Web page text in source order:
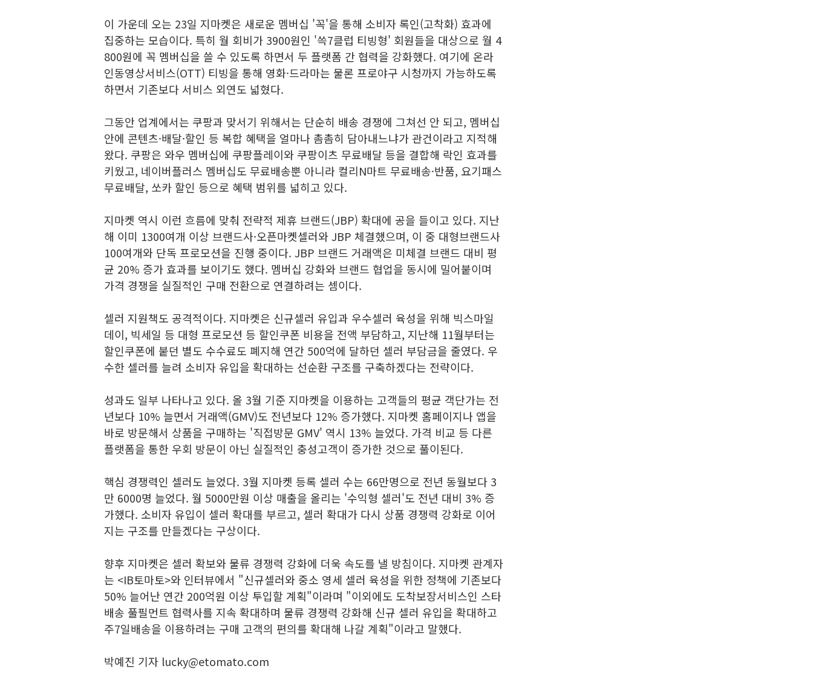
이 가운데 오는 23일 지마켓은 새로운 멤버십 '꼭'을 통해 소비자 록인(고착화) 효과에
집중하는 모습이다. 특히 월 회비가 3900원인 '쓱7클럽 티빙형' 회원들을 대상으로 월 4
800원에 꼭 멤버십을 쓸 수 있도록 하면서 두 플랫폼 간 협력을 강화했다. 여기에 온라
인동영상서비스(OTT) 티빙을 통해 영화·드라마는 물론 프로야구 시청까지 가능하도록
하면서 기존보다 서비스 외연도 넓혔다.
그동안 업계에서는 쿠팡과 맞서기 위해서는 단순히 배송 경쟁에 그쳐선 안 되고, 멤버십
안에 콘텐츠·배달·할인 등 복합 혜택을 얼마나 촘촘히 담아내느냐가 관건이라고 지적해
왔다. 쿠팡은 와우 멤버십에 쿠팡플레이와 쿠팡이츠 무료배달 등을 결합해 락인 효과를
키웠고, 네이버플러스 멤버십도 무료배송뿐 아니라 컬리N마트 무료배송·반품, 요기패스
무료배달, 쏘카 할인 등으로 혜택 범위를 넓히고 있다.
지마켓 역시 이런 흐름에 맞춰 전략적 제휴 브랜드(JBP) 확대에 공을 들이고 있다. 지난
해 이미 1300여개 이상 브랜드사·오픈마켓셀러와 JBP 체결했으며, 이 중 대형브랜드사
100여개와 단독 프로모션을 진행 중이다. JBP 브랜드 거래액은 미체결 브랜드 대비 평
균 20% 증가 효과를 보이기도 했다. 멤버십 강화와 브랜드 협업을 동시에 밀어붙이며
가격 경쟁을 실질적인 구매 전환으로 연결하려는 셈이다.
셀러 지원책도 공격적이다. 지마켓은 신규셀러 유입과 우수셀러 육성을 위해 빅스마일
데이, 빅세일 등 대형 프로모션 등 할인쿠폰 비용을 전액 부담하고, 지난해 11월부터는
할인쿠폰에 붙던 별도 수수료도 폐지해 연간 500억에 달하던 셀러 부담금을 줄였다. 우
수한 셀러를 늘려 소비자 유입을 확대하는 선순환 구조를 구축하겠다는 전략이다.
성과도 일부 나타나고 있다. 올 3월 기준 지마켓을 이용하는 고객들의 평균 객단가는 전
년보다 10% 늘면서 거래액(GMV)도 전년보다 12% 증가했다. 지마켓 홈페이지나 앱을
바로 방문해서 상품을 구매하는 '직접방문 GMV' 역시 13% 늘었다. 가격 비교 등 다른
플랫폼을 통한 우회 방문이 아닌 실질적인 충성고객이 증가한 것으로 풀이된다.
핵심 경쟁력인 셀러도 늘었다. 3월 지마켓 등록 셀러 수는 66만명으로 전년 동월보다 3
만 6000명 늘었다. 월 5000만원 이상 매출을 올리는 '수익형 셀러'도 전년 대비 3% 증
가했다. 소비자 유입이 셀러 확대를 부르고, 셀러 확대가 다시 상품 경쟁력 강화로 이어
지는 구조를 만들겠다는 구상이다.
향후 지마켓은 셀러 확보와 물류 경쟁력 강화에 더욱 속도를 낼 방침이다. 지마켓 관계자
는 <IB토마토>와 인터뷰에서 "신규셀러와 중소 영세 셀러 육성을 위한 정책에 기존보다
50% 늘어난 연간 200억원 이상 투입할 계획"이라며 "이외에도 도착보장서비스인 스타
배송 풀필먼트 협력사를 지속 확대하며 물류 경쟁력 강화해 신규 셀러 유입을 확대하고
주7일배송을 이용하려는 구매 고객의 편의를 확대해 나갈 계획"이라고 말했다.
박예진 기자 lucky@etomato.com